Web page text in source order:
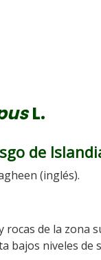
L.
de
(inglés).
de la zona
bajos niveles de